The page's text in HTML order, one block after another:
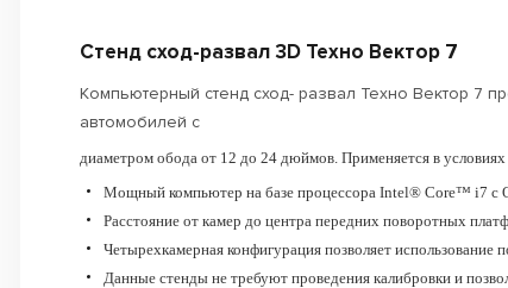
Стенд сход-развал 3D Техно Вектор 7
Компьютерный стенд сход- развал Техно Вектор 7
автомобилей с
диаметром обода от 12 до 24 дюймов. Применяется в
Мощный компьютер на базе процессора Intel® Core™ i7 с
Расстояние от камер до центра передних поворотных
Четырехкамерная конфигурация позволяет использование
Данные стенды не требуют проведения калибровки и